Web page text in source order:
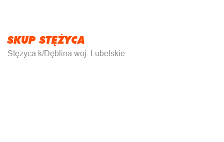
SKUP STĘŻYCA
Stężyca k/Dęblina woj. Lubelskie